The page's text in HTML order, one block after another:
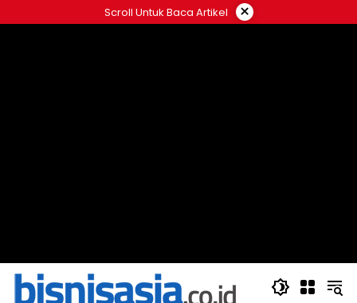
ke
Scroll Untuk Baca Artikel ×